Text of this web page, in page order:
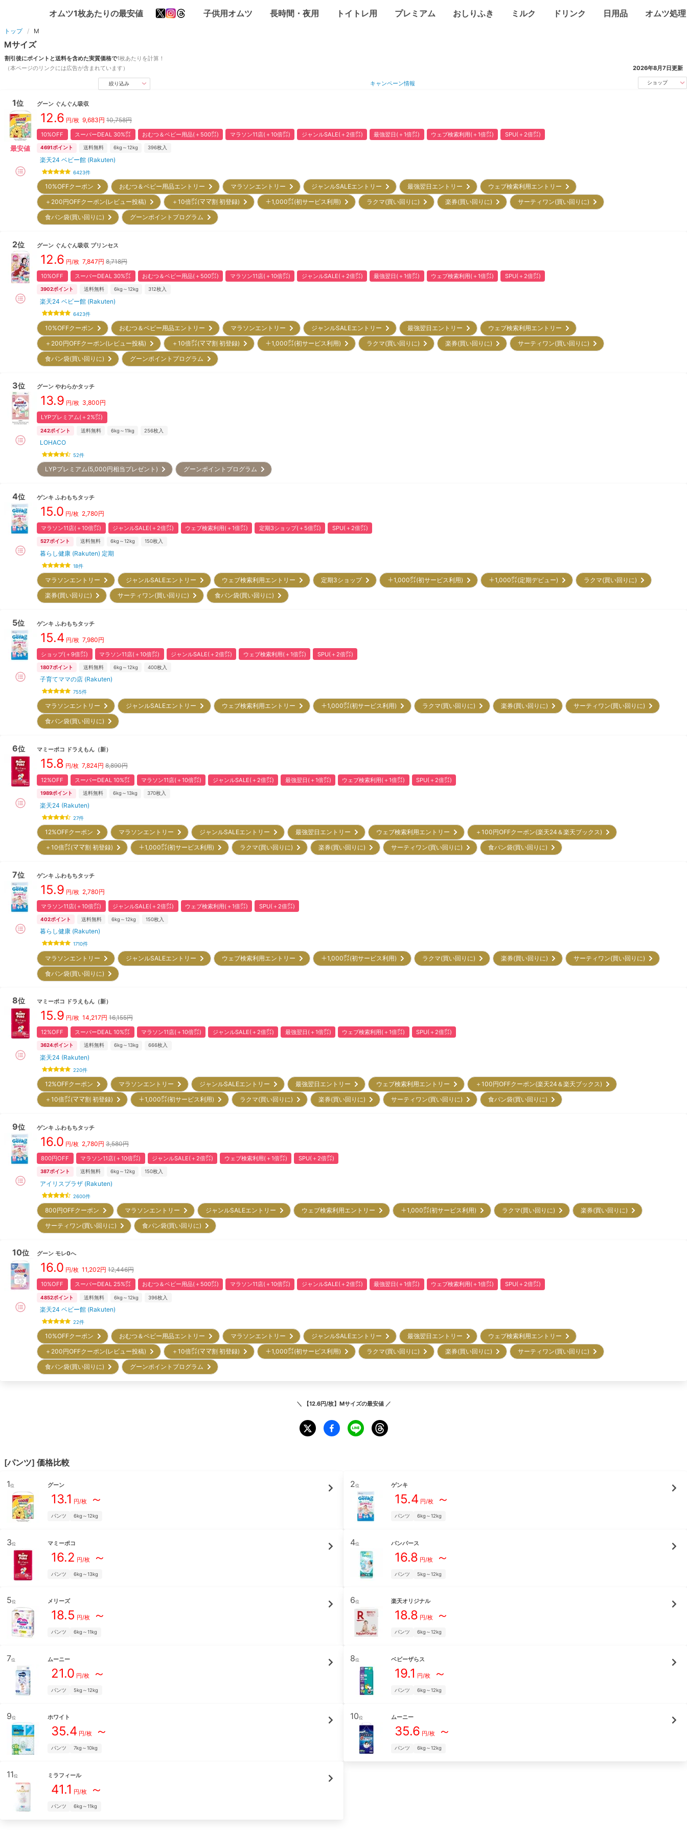
オムツ1枚あたりの最安値 子供用オムツ 長時間・夜用 トイトレ用 プレミアム おしりふき ミルク ドリンク 日用品 オムツ処理
トップ M
Mサイズ
割引後にポイントと送料を含めた実質価格で1枚あたりを計算！
（本ページのリンクには広告が含まれています）
2026年8月7日更新
絞り込み キャンペーン情報 ショップ
1位
最安値
グーン ぐんぐん吸収
12.6 円/枚 9,683円 10,758円
10%OFF スーパーDEAL 30%㌽ おむつ＆ベビー用品(＋500㌽) マラソン11店(＋10倍㌽) ジャンルSALE(＋2倍㌽) 最強翌日(＋1倍㌽) ウェブ検索利用(＋1倍㌽) SPU(＋2倍㌽)
4691ポイント 送料無料 6kg～12kg 396枚入
楽天24 ベビー館 (Rakuten)
6423件
10%OFFクーポン おむつ＆ベビー用品エントリー マラソンエントリー ジャンルSALEエントリー 最強翌日エントリー
ウェブ検索利用エントリー
＋200円OFFクーポン(レビュー投稿)
＋10倍㌽(ママ割 初登録) ＋1,000㌽(初サービス利用) ラクマ(買い回りに) 楽券(買い回りに)
サーティワン(買い回りに)
食パン袋(買い回りに)
グーンポイントプログラム
2位 グーン ぐんぐん吸収 プリンセス
12.6 円/枚 7,847円 8,718円
10%OFF スーパーDEAL 30%㌽ おむつ＆ベビー用品(＋500㌽) マラソン11店(＋10倍㌽) ジャンルSALE(＋2倍㌽) 最強翌日(＋1倍㌽) ウェブ検索利用(＋1倍㌽) SPU(＋2倍㌽)
3902ポイント 送料無料 6kg～12kg 312枚入
楽天24 ベビー館 (Rakuten)
6423件
10%OFFクーポン おむつ＆ベビー用品エントリー マラソンエントリー ジャンルSALEエントリー 最強翌日エントリー
ウェブ検索利用エントリー
＋200円OFFクーポン(レビュー投稿)
＋10倍㌽(ママ割 初登録) ＋1,000㌽(初サービス利用) ラクマ(買い回りに) 楽券(買い回りに)
サーティワン(買い回りに)
食パン袋(買い回りに)
グーンポイントプログラム
3位 グーン やわらかタッチ
13.9 円/枚 3,800円
LYPプレミアム(＋2%㌽)
242ポイント 送料無料 6kg～11kg 256枚入
LOHACO
52件
LYPプレミアム(5,000円相当プレゼント) グーンポイントプログラム
4位 ゲンキ ふわもちタッチ
15.0 円/枚 2,780円
マラソン11店(＋10倍㌽) ジャンルSALE(＋2倍㌽) ウェブ検索利用(＋1倍㌽) 定期3ショップ(＋5倍㌽) SPU(＋2倍㌽)
527ポイント 送料無料 6kg～12kg 150枚入
暮らし健康 (Rakuten) 定期
18件
マラソンエントリー ジャンルSALEエントリー ウェブ検索利用エントリー 定期3ショップ ＋1,000㌽(初サービス利用) ＋1,000㌽(定期デビュー)
ラクマ(買い回りに)
楽券(買い回りに)
サーティワン(買い回りに) 食パン袋(買い回りに)
5位 ゲンキ ふわもちタッチ
15.4 円/枚 7,980円
ショップ(＋9倍㌽) マラソン11店(＋10倍㌽) ジャンルSALE(＋2倍㌽) ウェブ検索利用(＋1倍㌽) SPU(＋2倍㌽)
1807ポイント 送料無料 6kg～12kg 400枚入
子育てママの店 (Rakuten)
755件
マラソンエントリー ジャンルSALEエントリー ウェブ検索利用エントリー ＋1,000㌽(初サービス利用) ラクマ(買い回りに) 楽券(買い回りに)
サーティワン(買い回りに)
食パン袋(買い回りに)
6位 マミーポコ ドラえもん （新）
15.8 円/枚 7,824円 8,890円
12%OFF スーパーDEAL 10%㌽ マラソン11店(＋10倍㌽) ジャンルSALE(＋2倍㌽) 最強翌日(＋1倍㌽) ウェブ検索利用(＋1倍㌽) SPU(＋2倍㌽)
1989ポイント 送料無料 6kg～13kg 370枚入
楽天24 (Rakuten)
27件
12%OFFクーポン マラソンエントリー ジャンルSALEエントリー 最強翌日エントリー ウェブ検索利用エントリー
＋100円OFFクーポン(楽天24＆楽天ブックス)
＋10倍㌽(ママ割 初登録)
＋1,000㌽(初サービス利用) ラクマ(買い回りに) 楽券(買い回りに) サーティワン(買い回りに) 食パン袋(買い回りに)
7位 ゲンキ ふわもちタッチ
15.9 円/枚 2,780円
マラソン11店(＋10倍㌽) ジャンルSALE(＋2倍㌽) ウェブ検索利用(＋1倍㌽) SPU(＋2倍㌽)
402ポイント 送料無料 6kg～12kg 150枚入
暮らし健康 (Rakuten)
1710件
マラソンエントリー ジャンルSALEエントリー ウェブ検索利用エントリー ＋1,000㌽(初サービス利用) ラクマ(買い回りに) 楽券(買い回りに)
サーティワン(買い回りに)
食パン袋(買い回りに)
8位 マミーポコ ドラえもん （新）
15.9 円/枚 14,217円 16,155円
12%OFF スーパーDEAL 10%㌽ マラソン11店(＋10倍㌽) ジャンルSALE(＋2倍㌽) 最強翌日(＋1倍㌽) ウェブ検索利用(＋1倍㌽) SPU(＋2倍㌽)
3624ポイント 送料無料 6kg～13kg 666枚入
楽天24 (Rakuten)
220件
12%OFFクーポン マラソンエントリー ジャンルSALEエントリー 最強翌日エントリー ウェブ検索利用エントリー
＋100円OFFクーポン(楽天24＆楽天ブックス)
＋10倍㌽(ママ割 初登録)
＋1,000㌽(初サービス利用) ラクマ(買い回りに) 楽券(買い回りに) サーティワン(買い回りに) 食パン袋(買い回りに)
9位 ゲンキ ふわもちタッチ
16.0 円/枚 2,780円 3,580円
800円OFF マラソン11店(＋10倍㌽) ジャンルSALE(＋2倍㌽) ウェブ検索利用(＋1倍㌽) SPU(＋2倍㌽)
387ポイント 送料無料 6kg～12kg 150枚入
アイリスプラザ (Rakuten)
2600件
800円OFFクーポン マラソンエントリー ジャンルSALEエントリー ウェブ検索利用エントリー ＋1,000㌽(初サービス利用) ラクマ(買い回りに)
楽券(買い回りに)
サーティワン(買い回りに)
食パン袋(買い回りに)
10位 グーン モレ0へ
16.0 円/枚 11,202円 12,446円
10%OFF スーパーDEAL 25%㌽ おむつ＆ベビー用品(＋500㌽) マラソン11店(＋10倍㌽) ジャンルSALE(＋2倍㌽) 最強翌日(＋1倍㌽) ウェブ検索利用(＋1倍㌽) SPU(＋2倍㌽)
4852ポイント 送料無料 6kg～12kg 396枚入
楽天24 ベビー館 (Rakuten)
22件
10%OFFクーポン おむつ＆ベビー用品エントリー マラソンエントリー ジャンルSALEエントリー 最強翌日エントリー
ウェブ検索利用エントリー
＋200円OFFクーポン(レビュー投稿)
＋10倍㌽(ママ割 初登録) ＋1,000㌽(初サービス利用) ラクマ(買い回りに) 楽券(買い回りに)
サーティワン(買い回りに)
食パン袋(買い回りに)
グーンポイントプログラム
＼ 【12.6円/枚】Mサイズの最安値 ／
[パンツ] 価格比較
1位 グーン
13.1 円/枚～
パンツ 6kg～12kg
2位 ゲンキ
15.4 円/枚～
パンツ 6kg～12kg
3位 マミーポコ
16.2 円/枚～
パンツ 6kg～13kg
4位 パンパース
16.8 円/枚～
パンツ 5kg～12kg
5位 メリーズ
18.5 円/枚～
パンツ 6kg～11kg
6位 楽天オリジナル
18.8 円/枚～
パンツ 6kg～12kg
7位 ムーニー
21.0 円/枚～
パンツ 5kg～12kg
8位 ベビーザらス
19.1 円/枚～
パンツ 6kg～12kg
9位 ホワイト
35.4 円/枚～
パンツ 7kg～10kg
10位 ムーニー
35.6 円/枚～
パンツ 6kg～12kg
11位 ミラフィール
41.1 円/枚～
パンツ 6kg～11kg